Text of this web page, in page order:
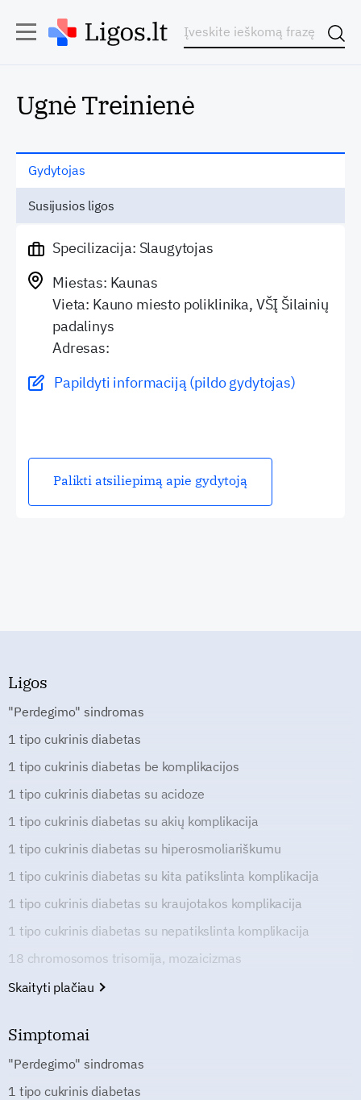
Ugnė Treinienė
Gydytojas
Susijusios ligos
Specilizacija: Slaugytojas
Miestas: Kaunas
Vieta: Kauno miesto poliklinika, VŠĮ Šilainių
padalinys
Adresas:
Papildyti informaciją (pildo gydytojas)
Palikti atsiliepimą apie gydytoją
Ligos
"Perdegimo" sindromas
1 tipo cukrinis diabetas
1 tipo cukrinis diabetas be komplikacijos
1 tipo cukrinis diabetas su acidoze
1 tipo cukrinis diabetas su akių komplikacija
1 tipo cukrinis diabetas su hiperosmoliariškumu
1 tipo cukrinis diabetas su kita patikslinta komplikacija
1 tipo cukrinis diabetas su kraujotakos komplikacija
1 tipo cukrinis diabetas su nepatikslinta komplikacija
18 chromosomos trisomija, mozaicizmas
Skaityti plačiau
Simptomai
"Perdegimo" sindromas
1 tipo cukrinis diabetas